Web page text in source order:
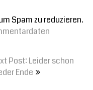
Spam zu reduzieren.
Post: Leider schon
Ende